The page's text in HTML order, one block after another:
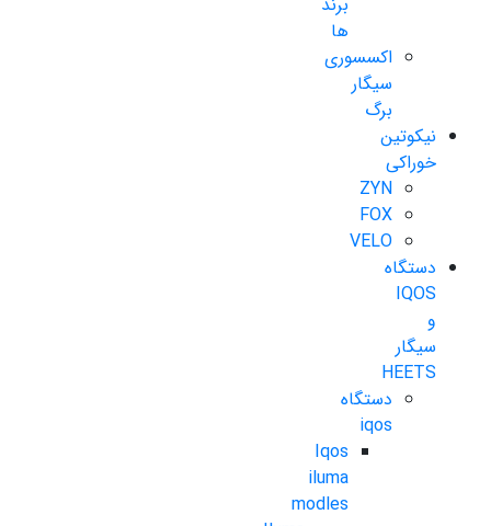
ها
اکسسوری
سیگار
برگ
نیکوتین
خوراکی
ZYN
FOX
VELO
دستگاه
IQOS
و
سیگار
HEETS
دستگاه
iqos
Iqos
iluma
modles